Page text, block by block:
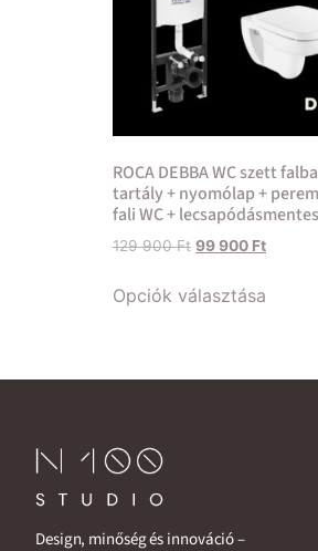
ROCA DEBBA WC szett
tartály + nyomólap +
fali WC +
129 900Ft 99 900 Ft
Opciók választása
Design, minőség és innováció –